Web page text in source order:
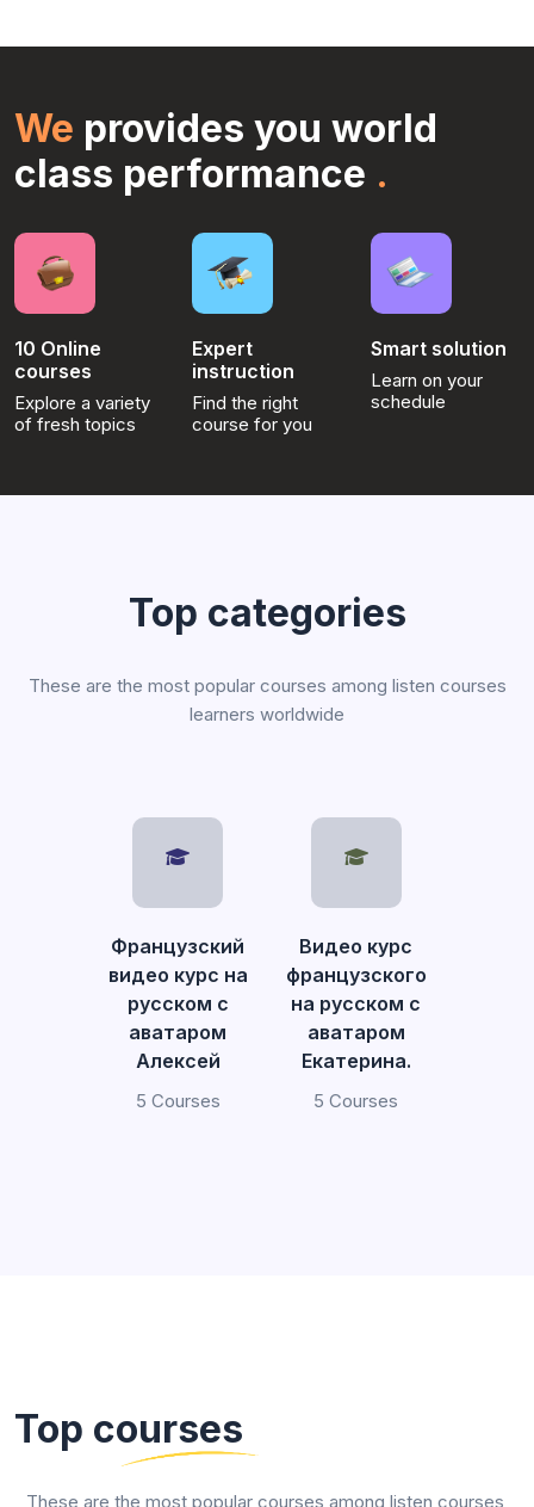
We provides you world
class performance .
10 Online
courses
Explore a variety
of fresh topics
Expert
instruction
Find the right
course for you
Smart solution
Learn on your
schedule
Top categories
These are the most popular courses among listen courses
learners worldwide
Французский
видео курс на
русском с
аватаром
Алексей
5 Courses
Видео курс
французского
на русском с
аватаром
Екатерина.
5 Courses
Top courses
These are the most popular courses among listen courses